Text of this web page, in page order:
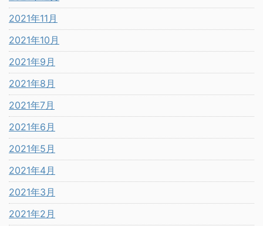
2021年11月
2021年10月
2021年9月
2021年8月
2021年7月
2021年6月
2021年5月
2021年4月
2021年3月
2021年2月